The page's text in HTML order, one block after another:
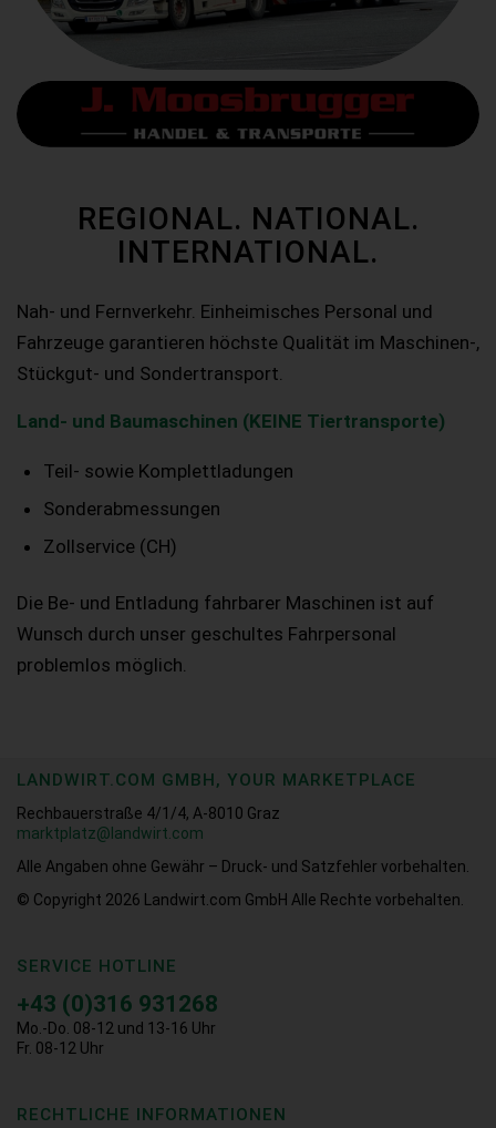
REGIONAL. NATIONAL.
INTERNATIONAL.
Nah- und Fernverkehr. Einheimisches Personal und
Fahrzeuge garantieren höchste Qualität im Maschinen-,
Stückgut- und Sondertransport.
Land- und Baumaschinen (KEINE Tiertransporte)
Teil- sowie Komplettladungen
Sonderabmessungen
Zollservice (CH)
Die Be- und Entladung fahrbarer Maschinen ist auf
Wunsch durch unser geschultes Fahrpersonal
problemlos möglich.
LANDWIRT.COM GMBH, YOUR MARKETPLACE
Rechbauerstraße 4/1/4, A-8010 Graz
marktplatz@landwirt.com
Alle Angaben ohne Gewähr – Druck- und Satzfehler vorbehalten.
© Copyright 2026
Landwirt.com GmbH Alle Rechte vorbehalten.
SERVICE HOTLINE
+43 (0)316 931268
Mo.-Do. 08-12 und 13-16 Uhr
Fr. 08-12 Uhr
RECHTLICHE INFORMATIONEN